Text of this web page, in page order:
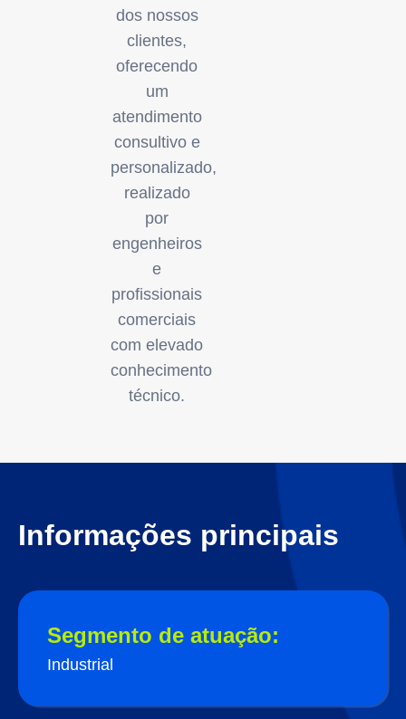
dos nossos
clientes,
oferecendo
um
atendimento
consultivo e
personalizado,
realizado
por
engenheiros
e
profissionais
comerciais
com elevado
conhecimento
técnico.
Informações principais
Segmento de atuação:
Industrial